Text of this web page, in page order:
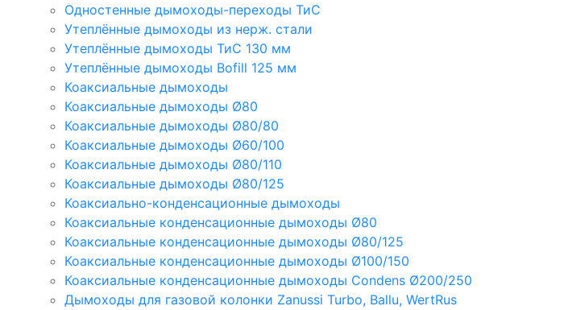
Одностенные дымоходы-переходы ТиС
Утеплённые дымоходы из нерж. стали
Утеплённые дымоходы ТиС 130 мм
Утеплённые дымоходы Bofill 125 мм
Коаксиальные дымоходы
Коаксиальные дымоходы Ø80
Коаксиальные дымоходы Ø80/80
Коаксиальные дымоходы Ø60/100
Коаксиальные дымоходы Ø80/110
Коаксиальные дымоходы Ø80/125
Коаксиально-конденсационные дымоходы
Коаксиальные конденсационные дымоходы Ø80
Коаксиальные конденсационные дымоходы Ø80/125
Коаксиальные конденсационные дымоходы Ø100/150
Коаксиальные конденсационные дымоходы Condens Ø200/250
Дымоходы для газовой колонки Zanussi Turbo, Ballu, WertRus